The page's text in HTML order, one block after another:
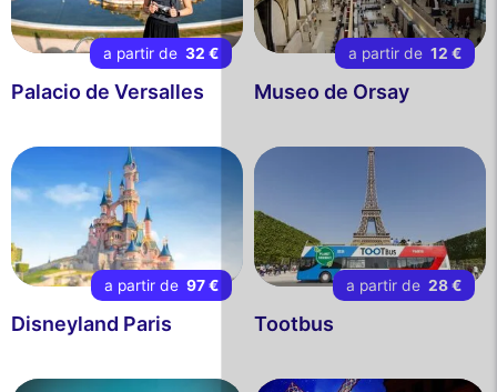
a partir de 32 €
Palacio de Versalles
a partir de 12 €
Museo de Orsay
a partir de 97 €
Disneyland Paris
a partir de 28 €
Tootbus